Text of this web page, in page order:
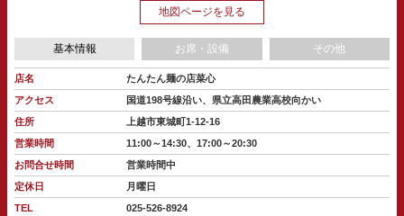
地図ページを見る
基本情報 お席・設備 その他
店名
たんたん麺の店菜心
アクセス
国道198号線沿い、県立高田農業高校向かい
住所
上越市東城町1-12-16
営業時間
11:00～14:30、17:00～20:30
お問合せ時間
営業時間中
定休日
月曜日
TEL
025-526-8924